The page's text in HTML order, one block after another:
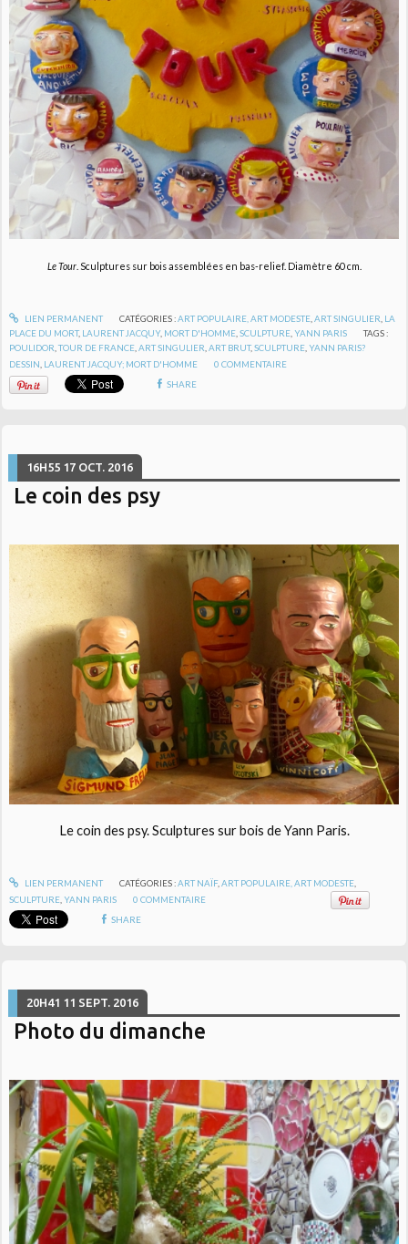
Le Tour. Sculptures sur bois assemblées en bas-relief. Diamètre 60 cm.
LIEN PERMANENT CATÉGORIES :ART POPULAIRE, ART MODESTE, ART SINGULIER LA
PLACE DU MORT, LAURENT JACQUY, MORT D'HOMME ,SCULPTURE ,YANN PARIS
TAGS :
POULIDOR ,TOUR DE FRANCE ,ART SINGULIER ,ART BRUT,SCULPTURE ,YANN PARIS?
DESSIN LAURENT JACQUY; MORT D'HOMME 0 COMMENTAIRE
SHARE
16H55 17 OCT. 2016
Le coin des psy
Le coin des psy. Sculptures sur bois de Yann Paris.
LIEN PERMANENT CATÉGORIES :ART NAÏF,ART POPULAIRE, ART MODESTE,
SCULPTURE ,YANN PARIS 0 COMMENTAIRE
SHARE
20H41 11 SEPT. 2016
Photo du dimanche